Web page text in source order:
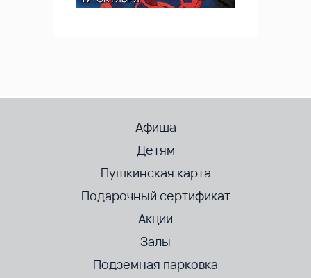
Афиша
Детям
Пушкинская карта
Подарочный сертификат
Акции
Залы
Подземная парковка